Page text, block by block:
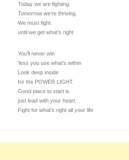
Today we are fighting
Tomorrow we’re thriving.
We must fight
until we get what’s right
You’ll never win
‘less you use what’s within
Look deep inside
for the POWER LIGHT.
Good place to start is
just lead with your heart,
Fight for what’s right all your life